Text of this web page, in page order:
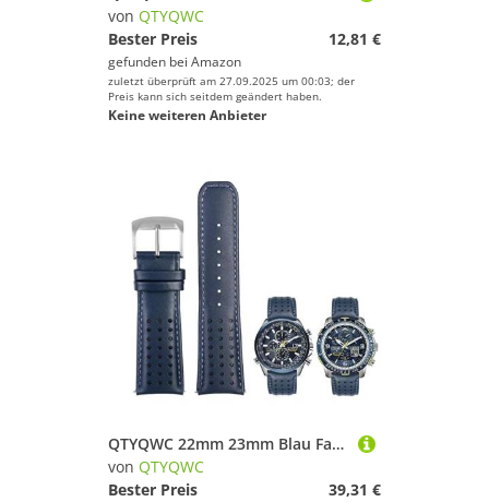
von QTYQWC
Bester Preis
12,81 €
gefunden bei Amazon
zuletzt überprüft am 27.09.2025 um 00:03; der
Preis kann sich seitdem geändert haben.
Keine weiteren Anbieter
QTYQWC 22mm 23mm Blau Farbe Echtes Leder Armband Armband Herren Armband Für Citizen AT8020-54L/JY8078 mit klapp Schnalle Armband
von QTYQWC
Bester Preis
39,31 €